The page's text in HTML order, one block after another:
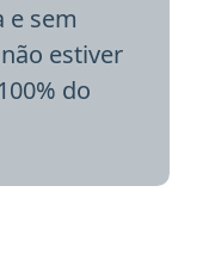
e sem
estiver
do